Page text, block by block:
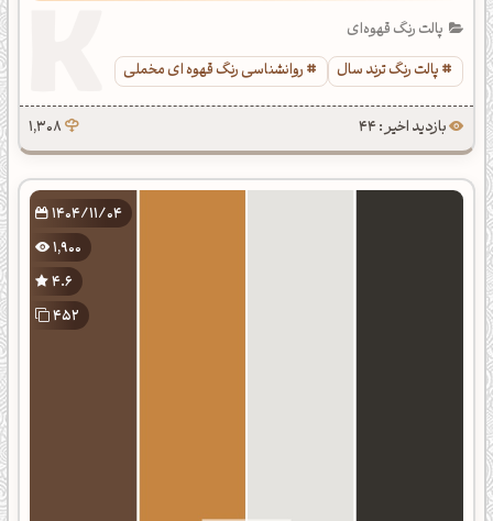
پالت رنگ قهوه‌ای
پالت رنگ ترند سال
روانشناسی رنگ قهوه ای مخملی
بازدید اخیر : 44 1,308
1404/11/04
1,900
4.6
452